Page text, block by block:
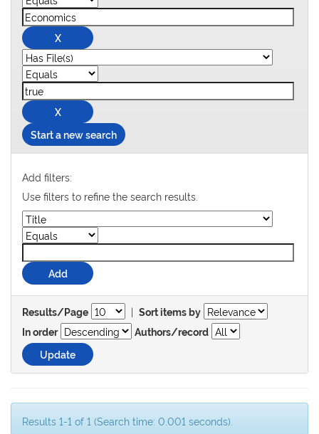
Start a new search
Add filters:
Use filters to refine the search results.
Results/Page | Sort items by
In order
Authors/record
Results 1-1 of 1 (Search time: 0.001 seconds).